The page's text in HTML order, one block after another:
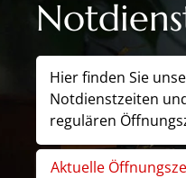
Hier finden Sie
Notdienstzeiten
regulären
Aktuelle